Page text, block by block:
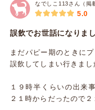
なでしこ113さん（掲
5.0
誤飲でお世話になりま
まだパピー期のときに
誤飲してしまい行きまし
１９時半くらいの出来
２１時からだったので